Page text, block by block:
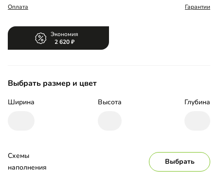
Оплата Гарантии
Экономия
2 620
Выбрать размер и цвет
Ширина Высота Глубина
Схемы
наполнения
Выбрать